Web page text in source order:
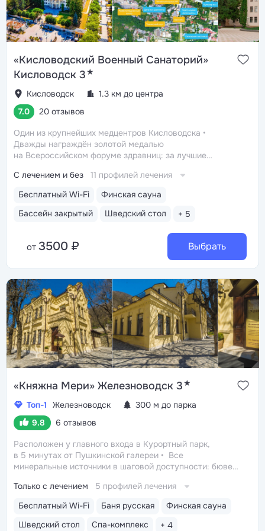
«Кисловодский Военный Санаторий»
Кисловодск 3★
Кисловодск
1.3 км до центра
7.0
20 отзывов
Один из крупнейших медцентров Кисловодска
Дважды награждён золотой медалью
на Всероссийском форуме здравниц: за лучшие
и климатотерапии (2019 г.)
Монументальные корпуса
в духе «сталинского ампира»: бережно
отреставрированный памятник архитектуры 1956-го
года
Историческая часть Кисловодска, квартал
Ленина, Каскадной лестницы, дачи Шаляпина,
Филармонии, Курортного парка, Нарзанной галереи
Бесплатный Wi-Fi
Финская сауна
Бассейн закрытый
Шведский стол + 5
С лечением и без 11 профилей лечения
от 3500 ₽ Выбрать
«Княжна Мери» Железноводск 3★
Топ-1 Железноводск
300 м до парка
9.8
6 отзывов
Расположен у главного входа в Курортный парк,
в 5 минутах от Пушкинской галереи
Все
минеральные источники в шаговой доступности: бювет
и «Славяновский» (7 минут)
Новый пансионат, открыт
в 2018 году. Всего 12 номеров: тишина, нет очереди
на процедуры, индивидуальный подход к каждому
гостю
Главный корпус — памятник архитектуры конца
Бесплатный Wi-Fi Баня русская
Финская сауна
Шведский стол
Спа-комплекс + 4
Только с лечением 5 профилей лечения